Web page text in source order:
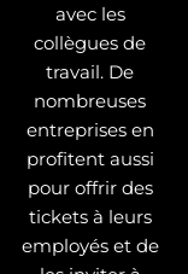
avec les
collègues de
travail. De
nombreuses
entreprises en
profitent aussi
pour offrir des
tickets à leurs
employés et de